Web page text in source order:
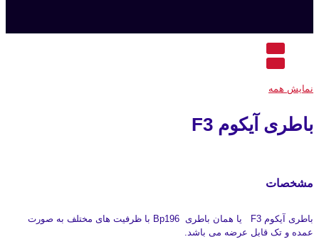
نمایش همه
باطری آیکوم F3
مشخصات
باطری آیکوم F3 یا همان باطری Bp196 با ظرفیت های مختلف به صورت
عمده و تک قابل عرضه می باشد.